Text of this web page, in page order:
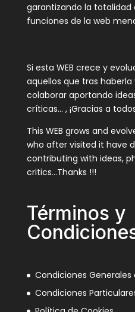
garantizando la totalidad
funciones de la web
Si esta WEB crece y
aquellos que tras
colaborar aportando
críticas… , ¡Gracias a
This WEB grows and
who after visited it have
contributing with ideas,
critics…Thanks !!!
Términos y
Condiciones Generales
Condiciones